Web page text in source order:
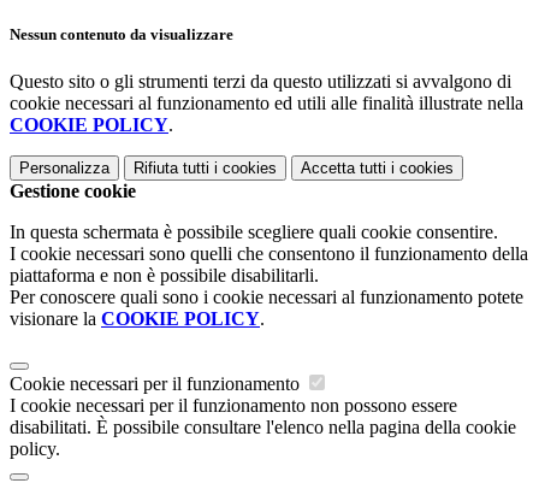
Nessun contenuto da visualizzare
Questo sito o gli strumenti terzi da questo utilizzati si avvalgono di
cookie necessari al funzionamento ed utili alle finalità illustrate nella
COOKIE POLICY.
Personalizza Rifiuta tutti i cookies Accetta tutti i cookies
Gestione cookie
In questa schermata è possibile scegliere quali cookie consentire.
I cookie necessari sono quelli che consentono il funzionamento della
piattaforma e non è possibile disabilitarli.
Per conoscere quali sono i cookie necessari al funzionamento potete
visionare la COOKIE POLICY.
Cookie necessari per il funzionamento
I cookie necessari per il funzionamento non possono essere
disabilitati. È possibile consultare l'elenco nella pagina della cookie
policy.